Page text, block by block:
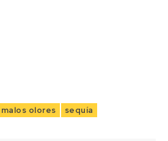
malos olores sequía